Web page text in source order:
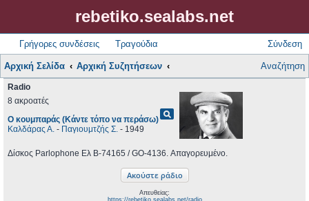
rebetiko.sealabs.net
Γρήγορες συνδέσεις Τραγούδια Σύνδεση
Αρχική Σελίδα Αρχική Συζητήσεων Αναζήτηση
Radio
8 ακροατές
Ο κουμπαράς (Κάντε τόπο να περάσω)pageview
Καλδάρας Α. - Παγιουμτζής Σ. - 1949
Δίσκος Parlophone Ελ B-74165 / GO-4136. Απαγορευμένο.
Απευθείας:
https://rebetiko.sealabs.net/radio